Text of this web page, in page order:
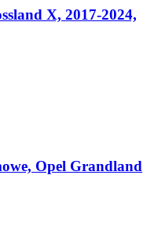
X, 2017-2024,
Opel Grandland